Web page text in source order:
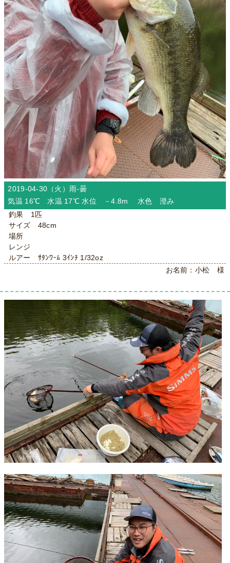
2019-04-30（火）雨-曇
気温 16℃ 水温 17℃ 水位 －4.8m 水色 澄み
釣果 1匹
サイズ 48cm
場所
レンジ
ルアー ｻﾀﾝﾜｰﾑ 3ｲﾝﾁ 1/32oz
お名前：小松 様